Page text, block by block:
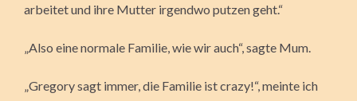
arbeitet und ihre Mutter irgendwo putzen geht.“
„Also eine normale Familie, wie wir auch“, sagte Mum.
„Gregory sagt immer, die Familie ist crazy!“, meinte ich